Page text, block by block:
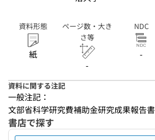
資料形態
紙
ページ数・大き
さ等
-
NDC
-
資料に関する注記
一般注記：
文部省科学研究費補助金研究成果報告書
書店で探す